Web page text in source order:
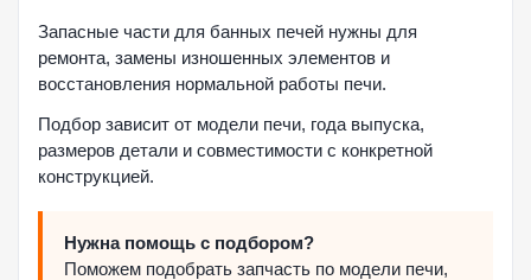
Запасные части для банных печей нужны для
ремонта, замены изношенных элементов и
восстановления нормальной работы печи.
Подбор зависит от модели печи, года выпуска,
размеров детали и совместимости с конкретной
конструкцией.
Нужна помощь с подбором?
Поможем подобрать запчасть по модели печи,